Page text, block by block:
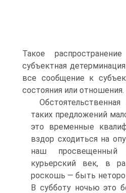
Такое
субъектная
все сообщение к
состояния или отношения.
таких предложений
это временные
вздор сходиться на
наш
курьерский век, в
роскошь — быть
В субботу ночью это